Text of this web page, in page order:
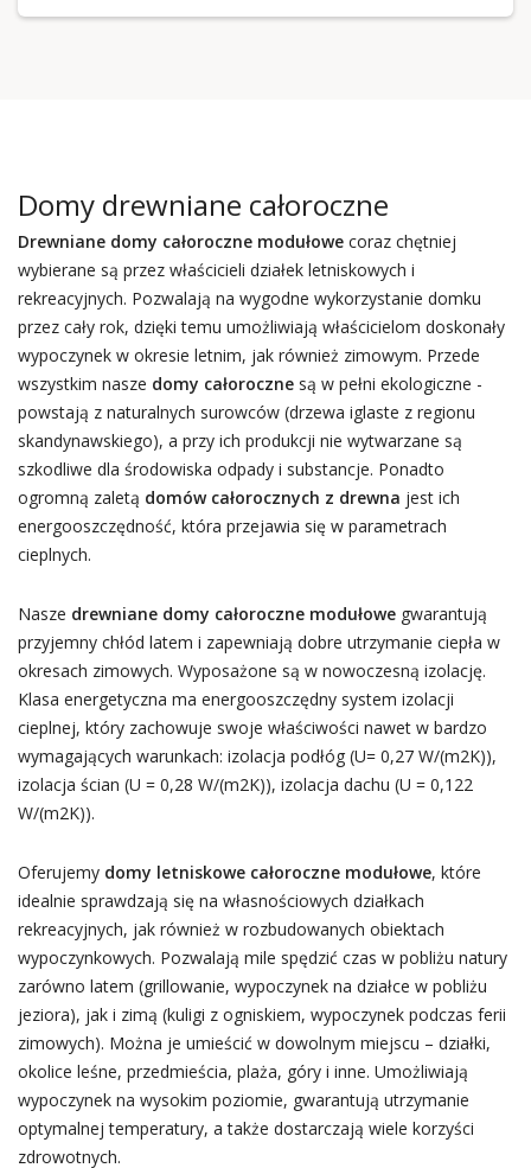
Domy drewniane całoroczne
Drewniane domy całoroczne modułowecoraz chętniej
wybierane są przez właścicieli działek letniskowych i
rekreacyjnych. Pozwalają na wygodne wykorzystanie domku
przez cały rok, dzięki temu umożliwiają właścicielom doskonały
wypoczynek w okresie letnim, jak również zimowym. Przede
wszystkim nasze domy całorocznesą w pełni ekologiczne -
powstają z naturalnych surowców (drzewa iglaste z regionu
skandynawskiego), a przy ich produkcji nie wytwarzane są
szkodliwe dla środowiska odpady i substancje. Ponadto
ogromną zaletą domów całorocznych z drewna jest ich
energooszczędność, która przejawia się w parametrach
cieplnych.
Nasze drewniane domy całoroczne modułowegwarantują
przyjemny chłód latem i zapewniają dobre utrzymanie ciepła w
okresach zimowych. Wyposażone są w nowoczesną izolację.
Klasa energetyczna ma energooszczędny system izolacji
cieplnej, który zachowuje swoje właściwości nawet w bardzo
wymagających warunkach: izolacja podłóg (U= 0,27 W/(m2K)),
izolacja ścian (U = 0,28 W/(m2K)), izolacja dachu (U = 0,122
W/(m2K)).
Oferujemy domy letniskowe całoroczne modułowe, które
idealnie sprawdzają się na własnościowych działkach
rekreacyjnych, jak również w rozbudowanych obiektach
wypoczynkowych. Pozwalają mile spędzić czas w pobliżu natury
zarówno latem (grillowanie, wypoczynek na działce w pobliżu
jeziora), jak i zimą (kuligi z ogniskiem, wypoczynek podczas ferii
zimowych). Można je umieścić w dowolnym miejscu – działki,
okolice leśne, przedmieścia, plaża, góry i inne. Umożliwiają
wypoczynek na wysokim poziomie, gwarantują utrzymanie
optymalnej temperatury, a także dostarczają wiele korzyści
zdrowotnych.